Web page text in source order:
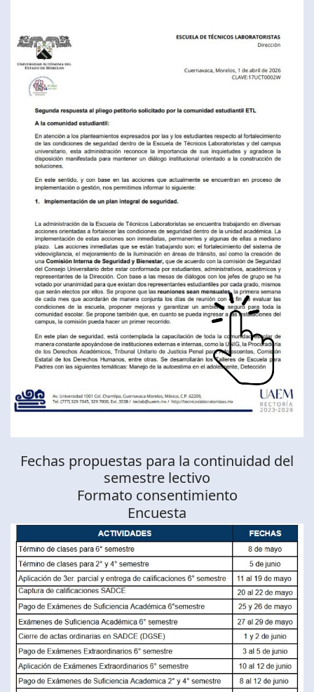
Fechas propuestas para la continuidad del
semestre lectivo
Formato consentimiento
Encuesta